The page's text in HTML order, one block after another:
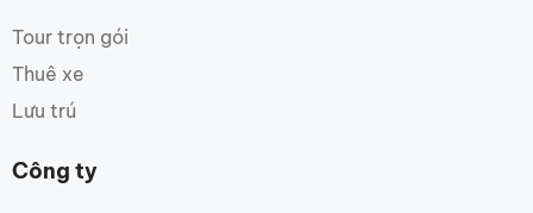
Tour trọn gói
Thuê xe
Lưu trú
Công ty